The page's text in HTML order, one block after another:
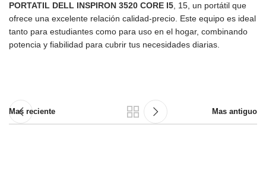
PORTATIL DELL INSPIRON 3520 CORE I5 , 15, un portátil que
ofrece una excelente relación calidad-precio. Este equipo es ideal
tanto para estudiantes como para uso en el hogar, combinando
potencia y fiabilidad para cubrir tus necesidades diarias.
Mas reciente Mas antiguo